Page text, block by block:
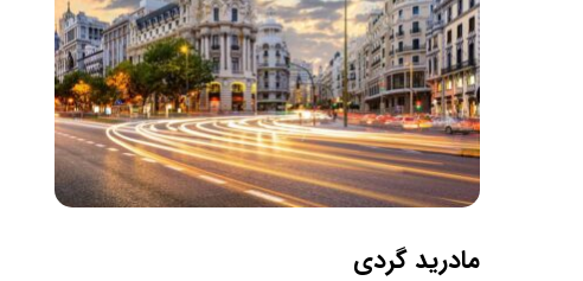
مادرید گردی